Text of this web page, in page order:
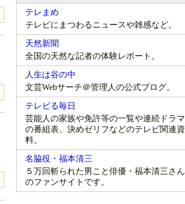
テレまめ
テレビにまつわるニュースや雑感など。
天然新聞
全国の天然な記者の体験レポート。
人生は谷の中
文芸Webサーチ＠管理人の公式ブログ。
テレビる毎日
芸能人の家族や免許等の一覧や連続ドラマ
の番組表、決めゼリフなどのテレビ関連資
料。
名脇役・福本清三
５万回斬られた男こと俳優・福本清三さん
のファンサイトです。